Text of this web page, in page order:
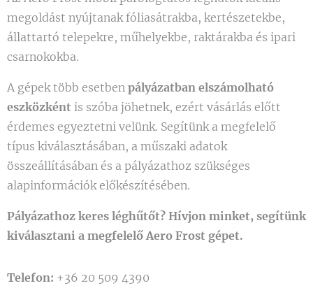
megoldást nyújtanak fóliasátrakba, kertészetekbe,
állattartó telepekre, műhelyekbe, raktárakba és ipari
csarnokokba.
A gépek több esetben pályázatban elszámolható
eszközként is szóba jöhetnek, ezért vásárlás előtt
érdemes egyeztetni velünk. Segítünk a megfelelő
típus kiválasztásában, a műszaki adatok
összeállításában és a pályázathoz szükséges
alapinformációk előkészítésében.
Pályázathoz keres léghűtőt? Hívjon minket, segítünk
kiválasztani a megfelelő Aero Frost gépet.
Telefon: +36 20 509 4390